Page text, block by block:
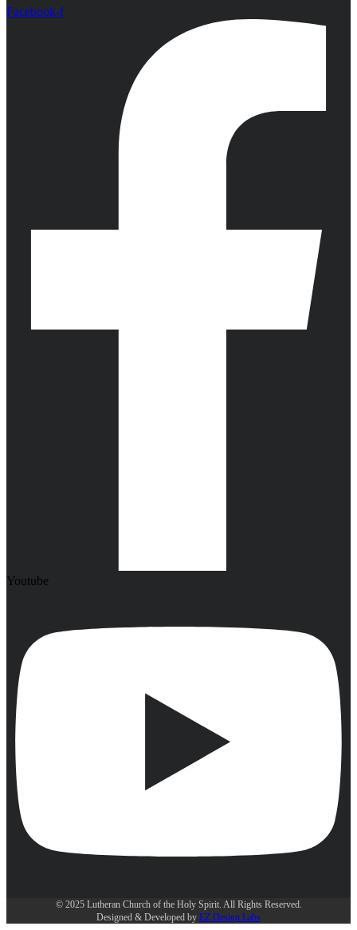
Facebook-f
Youtube
© 2025 Lutheran Church of the Holy Spirit. All Rights Reserved.
Designed & Developed by EZ Design Labs